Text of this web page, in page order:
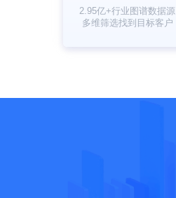
2.95亿+行业图谱数据源
多维筛选找到目标客户